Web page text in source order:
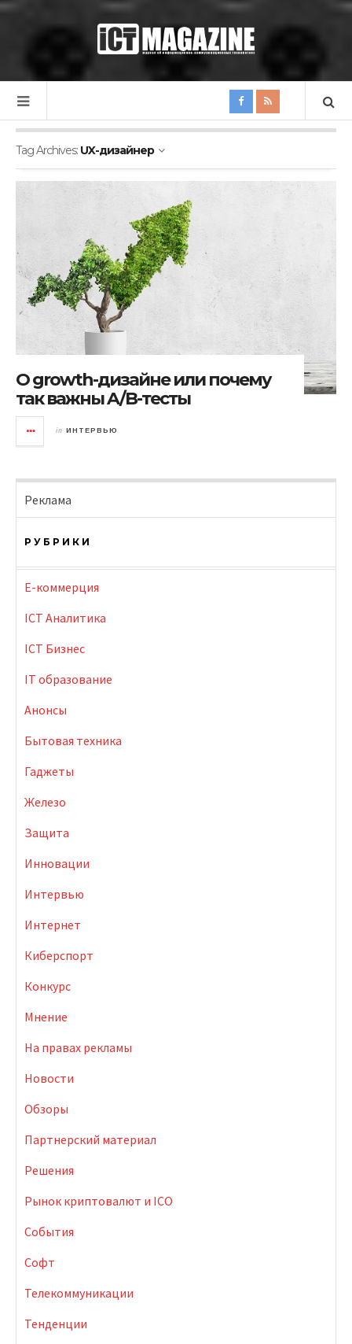
Tag Archives: UX-дизайнер
О growth-дизайне или почему
так важны A/B-тесты
in ИНТЕРВЬЮ
Реклама
РУБРИКИ
E-коммерция
ICT Аналитика
ICT Бизнес
IT образование
Анонсы
Бытовая техника
Гаджеты
Железо
Защита
Инновации
Интервью
Интернет
Киберспорт
Конкурс
Мнение
На правах рекламы
Новости
Обзоры
Партнерский материал
Решения
Рынок криптовалют и ICO
События
Софт
Телекоммуникации
Тенденции